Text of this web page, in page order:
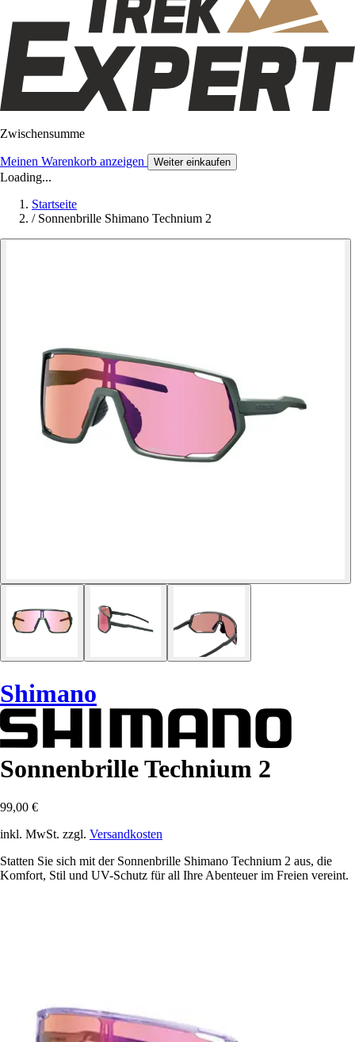
Zwischensumme
Meinen Warenkorb anzeigen Weiter einkaufen
Loading...
Startseite
/ Sonnenbrille Shimano Technium 2
Shimano
Sonnenbrille Technium 2
99,00 €
inkl. MwSt. zzgl. Versandkosten
Statten Sie sich mit der Sonnenbrille Shimano Technium 2 aus, die
Komfort, Stil und UV-Schutz für all Ihre Abenteuer im Freien vereint.